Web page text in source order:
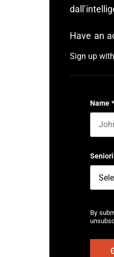
Have an
Sign up
Name *
By